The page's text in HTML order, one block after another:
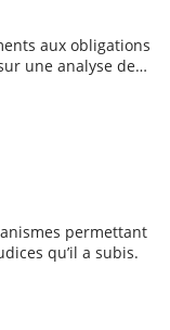
aux obligations
une analyse des
permettant
qu’il a subis.